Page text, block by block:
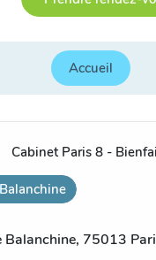
Accueil
Cabinet Paris 8 -
Balanchine, 75013